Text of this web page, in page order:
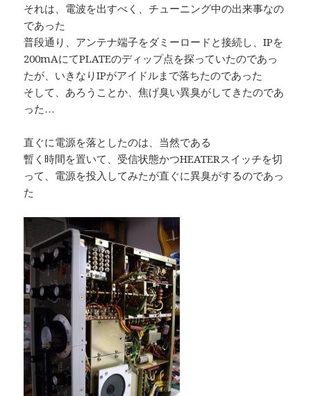
それは、電波を出すべく、チューニング中の出来事なの
であった
普段通り、アンテナ端子をダミーロードと接続し、IPを
200mAにてPLATEのディップ点を探っていたのであっ
たが、いきなりIPがアイドルまで落ちたのであった
そして、あろうことか、焦げ臭い異臭がしてきたのであ
った…
直ぐに電源を落としたのは、当然である
暫く時間を置いて、受信状態かつHEATERスイッチを切
って、電源を投入してみたが直ぐに異臭がするのであっ
た